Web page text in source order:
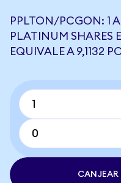
PPLTON/PCGON: 1
PLATINUM SHARES
EQUIVALE A 9,1132
CANJEAR